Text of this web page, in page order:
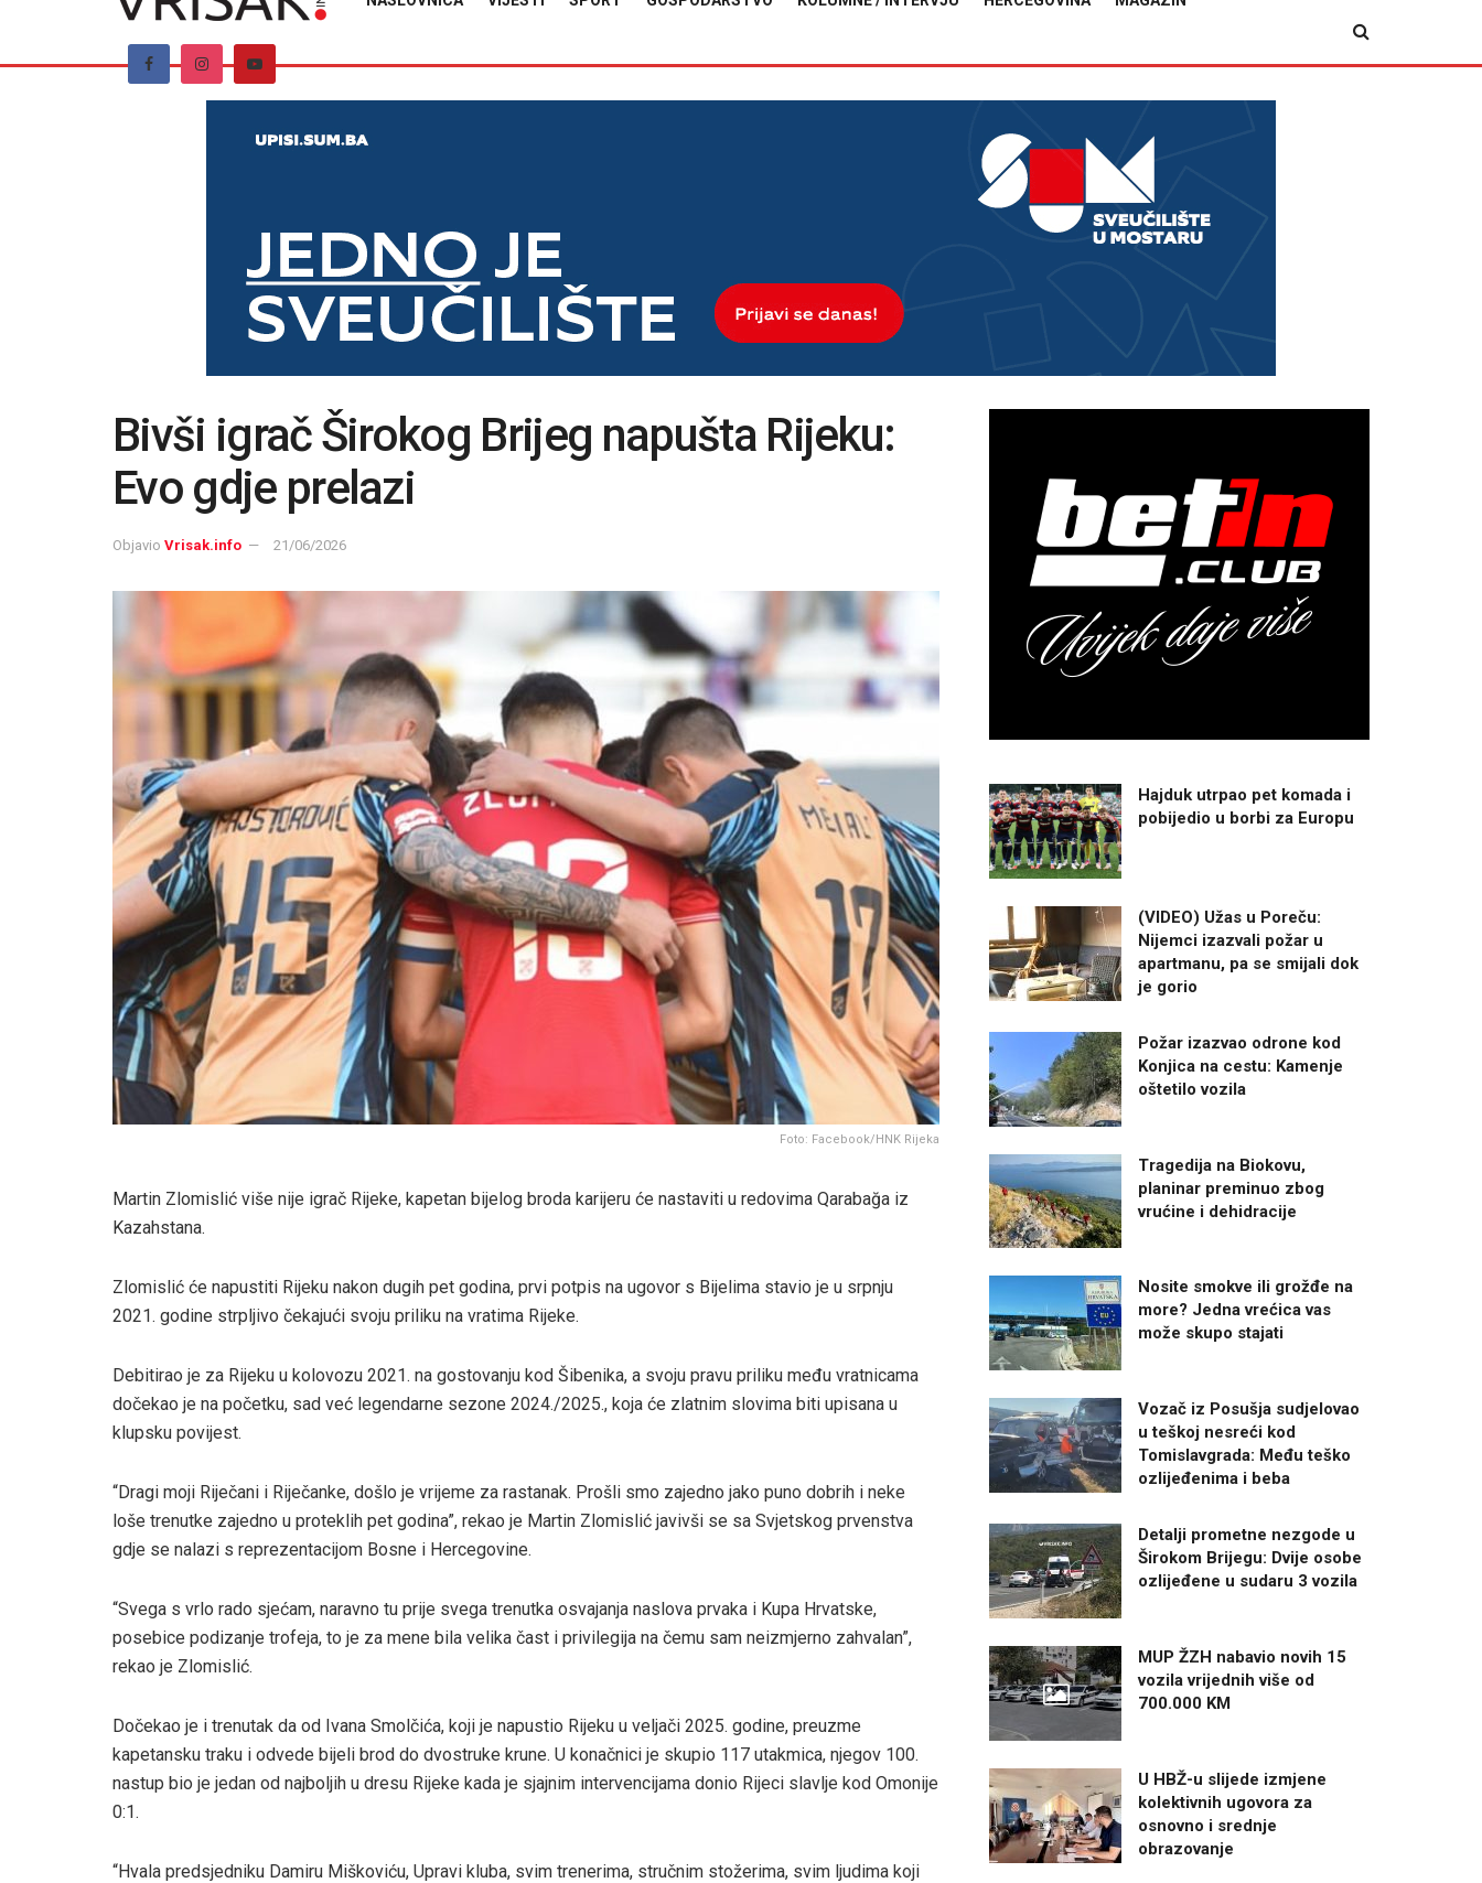
Bivši igrač Širokog Brijeg napušta Rijeku:
Evo gdje prelazi
Objavio Vrisak.info 21/06/2026
Foto: Facebook/HNK Rijeka
Martin Zlomislić više nije igrač Rijeke, kapetan bijelog broda karijeru će nastaviti u redovima Qarabağa iz
Kazahstana.
Zlomislić će napustiti Rijeku nakon dugih pet godina, prvi potpis na ugovor s Bijelima stavio je u srpnju
2021. godine strpljivo čekajući svoju priliku na vratima Rijeke.
Debitirao je za Rijeku u kolovozu 2021. na gostovanju kod Šibenika, a svoju pravu priliku među vratnicama
dočekao je na početku, sad već legendarne sezone 2024./2025., koja će zlatnim slovima biti upisana u
klupsku povijest.
“Dragi moji Riječani i Riječanke, došlo je vrijeme za rastanak. Prošli smo zajedno jako puno dobrih i neke
loše trenutke zajedno u proteklih pet godina”, rekao je Martin Zlomislić javivši se sa Svjetskog prvenstva
gdje se nalazi s reprezentacijom Bosne i Hercegovine.
“Svega s vrlo rado sjećam, naravno tu prije svega trenutka osvajanja naslova prvaka i Kupa Hrvatske,
posebice podizanje trofeja, to je za mene bila velika čast i privilegija na čemu sam neizmjerno zahvalan”,
rekao je Zlomislić.
Dočekao je i trenutak da od Ivana Smolčića, koji je napustio Rijeku u veljači 2025. godine, preuzme
kapetansku traku i odvede bijeli brod do dvostruke krune. U konačnici je skupio 117 utakmica, njegov 100.
nastup bio je jedan od najboljih u dresu Rijeke kada je sjajnim intervencijama donio Rijeci slavlje kod Omonije
0:1.
“Hvala predsjedniku Damiru Miškoviću, Upravi kluba, svim trenerima, stručnim stožerima, svim ljudima koji
Hajduk utrpao pet komada i
pobijedio u borbi za Europu
(VIDEO) Užas u Poreču:
Nijemci izazvali požar u
apartmanu, pa se smijali dok
je gorio
Požar izazvao odrone kod
Konjica na cestu: Kamenje
oštetilo vozila
Tragedija na Biokovu,
planinar preminuo zbog
vrućine i dehidracije
Nosite smokve ili grožđe na
more? Jedna vrećica vas
može skupo stajati
Vozač iz Posušja sudjelovao
u teškoj nesreći kod
Tomislavgrada: Među teško
ozlijeđenima i beba
Detalji prometne nezgode u
Širokom Brijegu: Dvije osobe
ozlijeđene u sudaru 3 vozila
MUP ŽZH nabavio novih 15
vozila vrijednih više od
700.000 KM
U HBŽ-u slijede izmjene
kolektivnih ugovora za
osnovno i srednje
obrazovanje